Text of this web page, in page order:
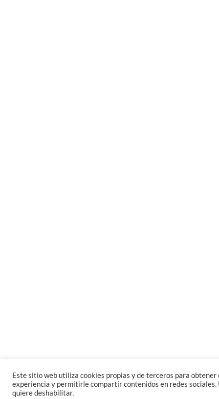
Este sitio web utiliza cookies propias y de terceros para
experiencia y permitirle compartir contenidos en redes
quiere deshabilitar.